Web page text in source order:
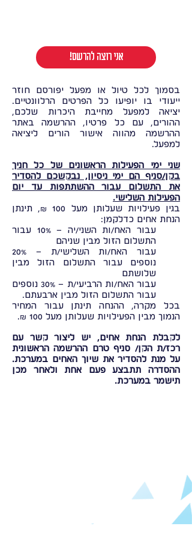
!אני רוצה להרשם
בסמוך לכל טיול או מפעל יפורסם חוזר
ייעודי בו יופיעו כל הפרטים הרלוונטיים.
יציאה למפעל מחייבת היכרות שלכם,
ההורים, עם כל פרטיו, ההרשמה באתר
ההרשמה מהווה אישור הורים ליציאה
למפעל.
שני ימי הפעילות הראשונים של כל חניך
בקן/סניף הם ימי ניסיון, נבקשכם להסדיר
את התשלום עבור ההשתתפות עד יום
הפעילות השלישי.
בגין פעילויות שעלותן מעל 100 ₪, תינתן
הנחת אחים כדלקמן:
עבור האח/ות השני/יה – 10% עבור
התשלום הזול מבין שניהם
עבור האח/ות השלישי/ת – 20%
נוספים עבור התשלום הזול מבין
שלושתם
עבור האח/ות הרביעי/ת – 30% נוספים
עבור התשלום הזול מבין ארבעתם.
בכל מקרה, ההנחה תינתן עבור המחיר
הנמוך מבין הפעילויות שעלותן מעל 100 ₪.
לקבלת הנחת אחים, יש ליצור קשר עם
רכז/ת הקן/ סניף טרם ההרשמה הראשונית
על מנת להסדיר את שיוך האחים במערכת.
ההסדרה תתבצע פעם אחת ולאחר מכן
תישמר במערכת.